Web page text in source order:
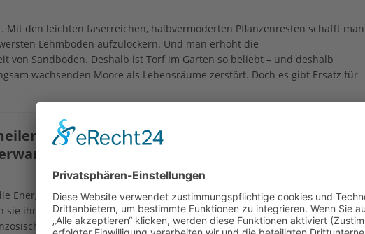
Mit den leichten faserreichen, halbvermoderten Pflanzenresten schafft man
Lehmboden aufzulockern. Und man erhöht die
von Sandboden. Deshalb ist Torf im Garten so beliebt – und deshalb
wachsenden Moore als Lebensräume zerstört. Doch es gibt Ersatz für
Holzschnitzel mit Bakterien in Gas, Wärme
Energiepreise steigen, desto mehr Leute begeben sich auf die Suche nach
sie ihren Energiebedarf möglichst selbst und kostengünstig decken können.
Försters Jean Pain ist durchaus interessant für Leute, bei denen